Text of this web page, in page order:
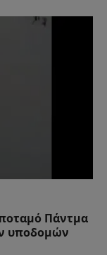
Πάντμα
υποδομών